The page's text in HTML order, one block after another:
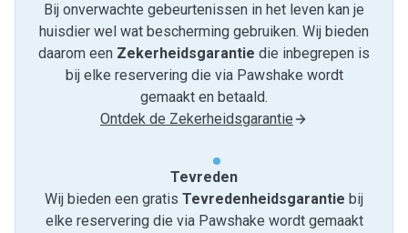
Bij onverwachte gebeurtenissen in het leven kan je
huisdier wel wat bescherming gebruiken. Wij bieden
daarom een Zekerheidsgarantie die inbegrepen is
bij elke reservering die via Pawshake wordt
gemaakt en betaald.
Ontdek de Zekerheidsgarantie
Tevreden
Wij bieden een gratis Tevredenheids­garantie bij
elke reservering die via Pawshake wordt gemaakt